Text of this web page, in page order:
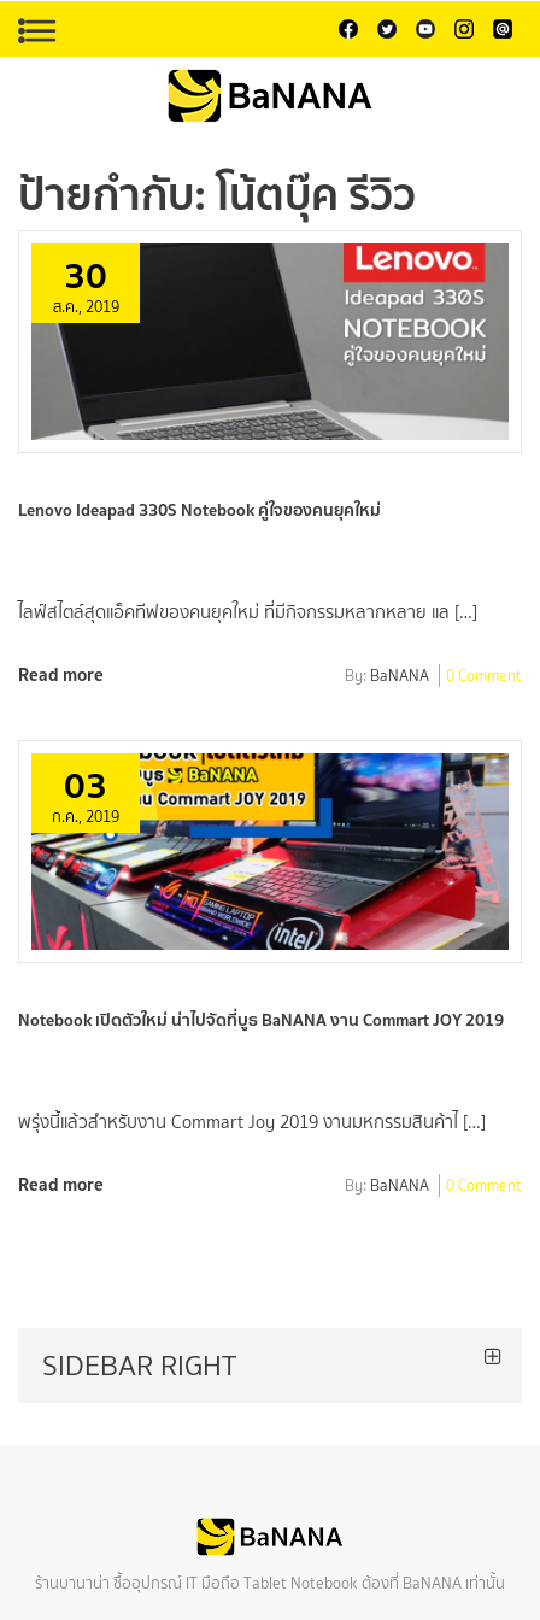
ป้ายกำกับ:โน้ตบุ๊ค รีวิว
30
ส.ค., 2019
Lenovo Ideapad 330S Notebook คู่ใจของคนยุคใหม่
ไลฟ์สไตล์สุดแอ็คทีฟของคนยุคใหม่ ที่มีกิจกรรมหลากหลาย แล […]
Read more By: BaNANA 0 Comment
03
ก.ค., 2019
Notebook เปิดตัวใหม่ น่าไปจัดที่บูธ BaNANA งาน Commart JOY 2019
พรุ่งนี้แล้วสำหรับงาน Commart Joy 2019 งานมหกรรมสินค้าไ […]
Read more By: BaNANA 0 Comment
SIDEBAR RIGHT
ร้านบานาน่า ซื้ออุปกรณ์ IT มือถือ Tablet Notebook ต้องที่ BaNANA เท่านั้น